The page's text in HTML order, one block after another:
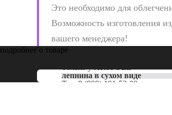
Это необходимо для
Возможность изготовления
вашего менеджера!
подробнее о товаре
Только уARTPOLE
лепнина в сухом виде
Тел: 8 (800) 101-53-00